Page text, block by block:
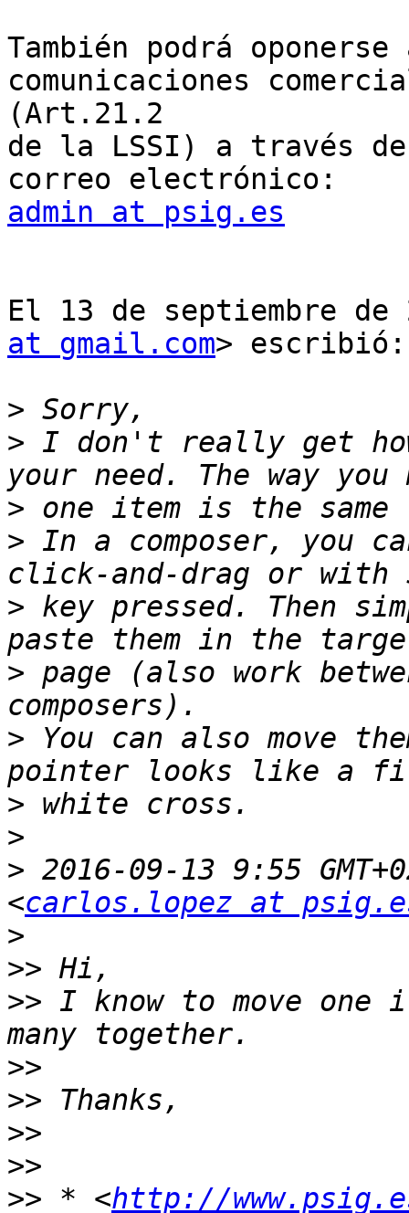
También podrá
comunicaciones
(Art.21.2
de la LSSI) a través
admin at psig.es
El 13 de septiembre
at gmail.com> escribió:
>
> I don't really get
>
> In a composer, you
> key pressed. Then
> page (also work
> You can also move
>
>
> 2016-09-13 9:55
<carlos.lopez at
>
>>
>> I know to move one
>>
>>
>>
>>
>> * <http://